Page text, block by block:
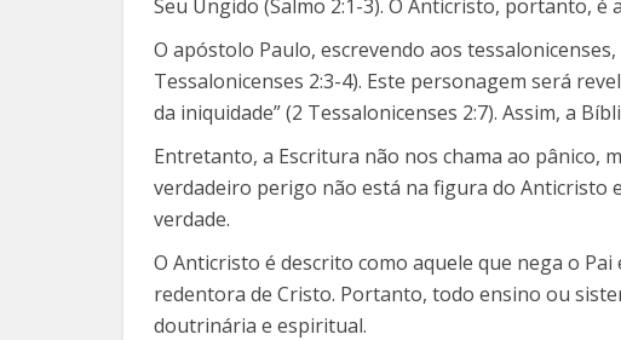
Seu Ungido (Salmo 2:1-3). O Anticristo, portanto,
O apóstolo Paulo, escrevendo aos
Tessalonicenses 2:3-4). Este personagem será
da iniquidade” (2 Tessalonicenses 2:7). Assim, a
Entretanto, a Escritura não nos chama ao pânico,
verdadeiro perigo não está na figura do Anticristo
verdade.
O Anticristo é descrito como aquele que nega o
redentora de Cristo. Portanto, todo ensino ou
doutrinária e espiritual.